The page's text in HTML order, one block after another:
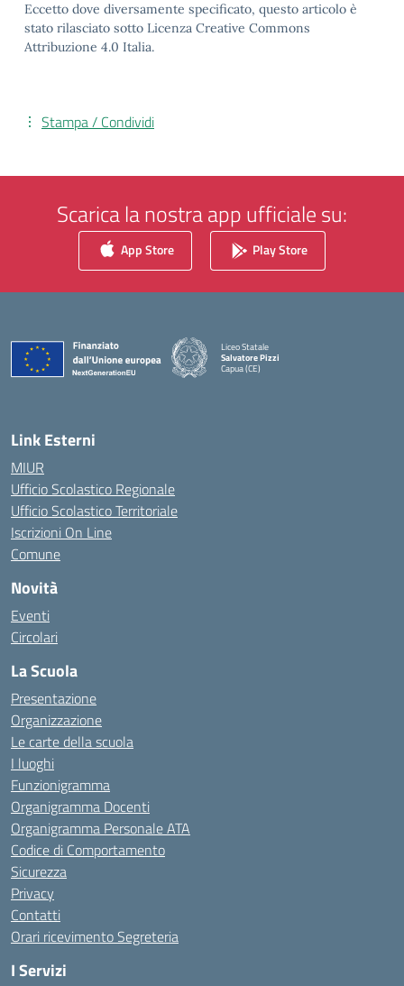
Eccetto dove diversamente specificato, questo articolo è
stato rilasciato sotto Licenza Creative Commons
Attribuzione 4.0 Italia.
Stampa / Condividi
Scarica la nostra app ufficiale su:
App Store Play Store
Liceo Statale
Salvatore Pizzi
Capua (CE)
— Visita la pagina iniziale della scuola
Link Esterni
MIUR
Ufficio Scolastico Regionale
Ufficio Scolastico Territoriale
Iscrizioni On Line
Comune
Novità
Eventi
Circolari
La Scuola
Presentazione
Organizzazione
Le carte della scuola
I luoghi
Funzionigramma
Organigramma Docenti
Organigramma Personale ATA
Codice di Comportamento
Sicurezza
Privacy
Contatti
Orari ricevimento Segreteria
I Servizi